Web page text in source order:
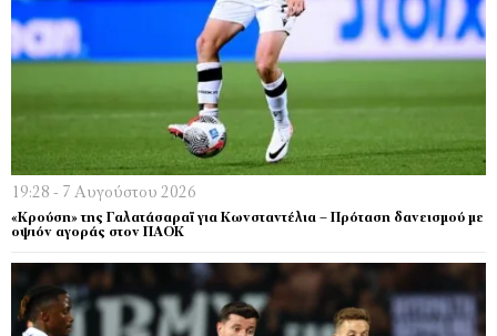
19:28 - 7 Αυγούστου 2026
«Κρούση» της Γαλατάσαραϊ για Κωνσταντέλια – Πρόταση δανεισμού με
οψιόν αγοράς στον ΠΑΟΚ